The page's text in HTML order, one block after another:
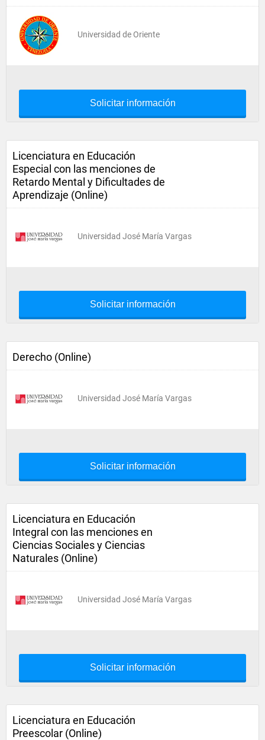
Universidad de Oriente
Solicitar información
Licenciatura en Educación
Especial con las menciones de
Retardo Mental y Dificultades de
Aprendizaje (Online)
Universidad José María Vargas
Solicitar información
Derecho (Online)
Universidad José María Vargas
Solicitar información
Licenciatura en Educación
Integral con las menciones en
Ciencias Sociales y Ciencias
Naturales (Online)
Universidad José María Vargas
Solicitar información
Licenciatura en Educación
Preescolar (Online)